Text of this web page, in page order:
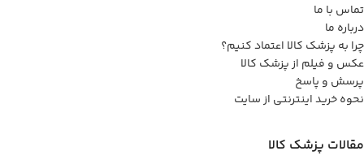
تماس با ما
درباره ما
چرا به پزشک کالا اعتماد کنیم؟
عکس و فیلم از پزشک کالا
پرسش و پاسخ
نحوه خرید اینترنتی از سایت
مقالات پزشک کالا